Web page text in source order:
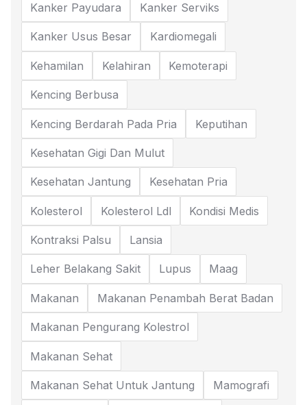
Kanker Payudara Kanker Serviks
Kanker Usus Besar Kardiomegali
Kehamilan Kelahiran Kemoterapi
Kencing Berbusa
Kencing Berdarah Pada Pria Keputihan
Kesehatan Gigi Dan Mulut
Kesehatan Jantung Kesehatan Pria
Kolesterol Kolesterol Ldl Kondisi Medis
Kontraksi Palsu Lansia
Leher Belakang Sakit Lupus Maag
Makanan Makanan Penambah Berat Badan
Makanan Pengurang Kolestrol
Makanan Sehat
Makanan Sehat Untuk Jantung Mamografi